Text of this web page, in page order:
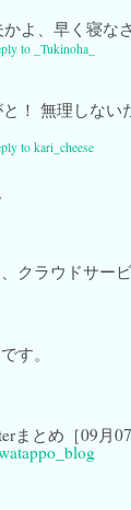
かよ、早く寝な
to _Tukinoha_
！ 無理しない
to kari_cheese
クラウドサー
す。
まとめ［09月07